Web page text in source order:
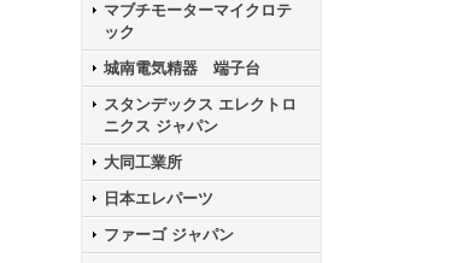
マブチモーターマイクロテ
ック
城南電気精器 端子台
スタンデックス エレクトロ
ニクス ジャパン
大同工業所
日本エレパーツ
ファーゴ ジャパン